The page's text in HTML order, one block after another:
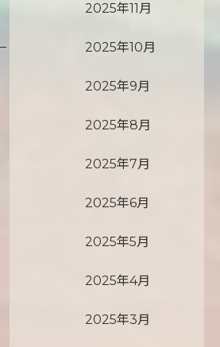
2025年11月
2025年10月
2025年9月
2025年8月
2025年7月
2025年6月
2025年5月
2025年4月
2025年3月